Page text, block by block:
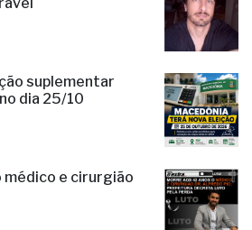
suplementar
dia 25/10
médico e cirurgião